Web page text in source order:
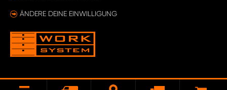
ÄNDERE DEINE EINWILLIGUNG